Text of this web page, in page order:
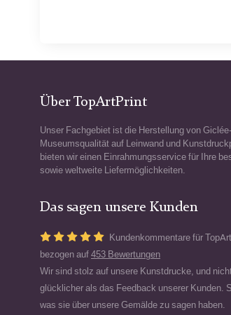
Über TopArtPrint
Unser Fachgebiet ist die Herstellung von
Museumsqualität auf Leinwand und
bieten wir einen Einrahmungsservice für Ihre
sowie weltweite Liefermöglichkeiten.
Das sagen unsere Kunden
Kundenkommentare für
bezogen auf 453 Bewertungen
Wir sind stolz auf unsere Kunstdrucke, und
glücklicher als das Feedback unserer Kunden.
was sie über unsere Gemälde zu sagen haben.